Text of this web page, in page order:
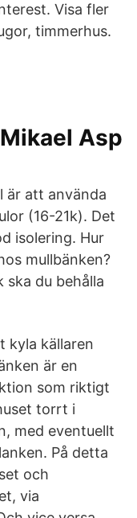
Visa fler
timmerhus.
Asp
är att använda
(16-21k). Det
isolering. Hur
mullbänken?
ska du behålla
kyla källaren
är en
som riktigt
torrt i
med eventuellt
På detta
och
via